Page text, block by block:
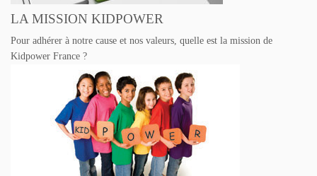
LA MISSION KIDPOWER
Pour adhérer à notre cause et nos valeurs, quelle est la mission de
Kidpower France ?